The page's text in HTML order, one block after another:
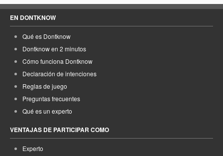
EN DONTKNOW
Qué es Dontknow
Dontknow en 2 minutos
Cómo funciona Dontknow
Declaración de intenciones
Reglas de juego
Preguntas frecuentes
Qué es un experto
VENTAJAS DE PARTICIPAR COMO
Experto